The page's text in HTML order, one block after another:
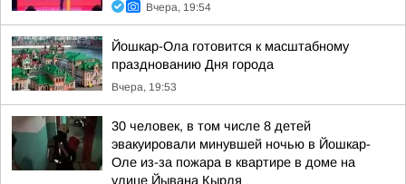
Вчера, 19:54
Йошкар-Ола готовится к масштабному
празднованию Дня города
Вчера, 19:53
30 человек, в том числе 8 детей
эвакуировали минувшей ночью в Йошкар-
Оле из-за пожара в квартире в доме на
улице Йывана Кырля